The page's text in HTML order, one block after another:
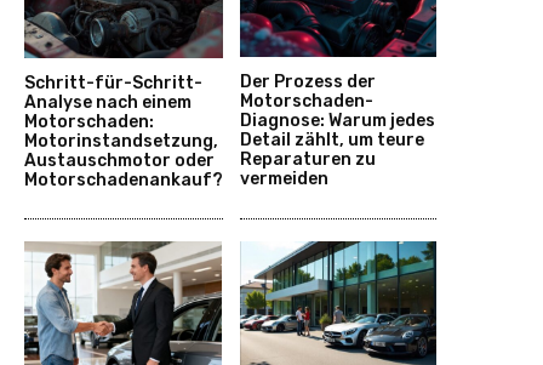
Schritt-für-Schritt-
Analyse nach einem
Motorschaden:
Motorinstandsetzung,
Austauschmotor oder
Motorschadenankauf?
Der Prozess der
Motorschaden-
Diagnose: Warum jedes
Detail zählt, um teure
Reparaturen zu
vermeiden